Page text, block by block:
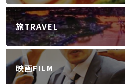
旅TRAVEL
映画FILM